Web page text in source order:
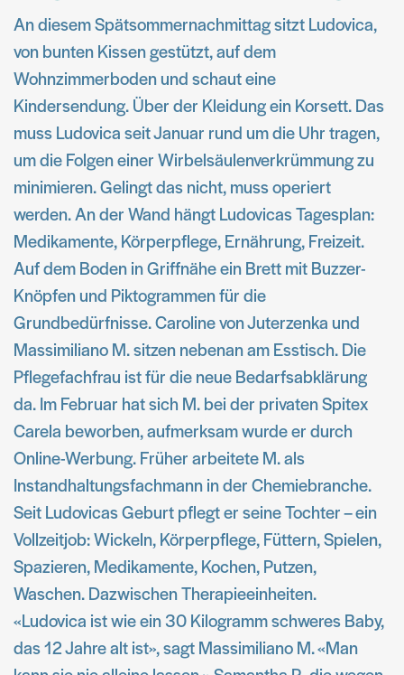
An diesem Spätsommernachmittag sitzt Ludovica,
von bunten Kissen gestützt, auf dem
Wohnzimmerboden und schaut eine
Kindersendung. Über der Kleidung ein Korsett. Das
muss Ludovica seit Januar rund um die Uhr tragen,
um die Folgen einer Wirbelsäulenverkrümmung zu
minimieren. Gelingt das nicht, muss operiert
werden. An der Wand hängt Ludovicas Tagesplan:
Medikamente, Körperpflege, Ernährung, Freizeit.
Auf dem Boden in Griffnähe ein Brett mit Buzzer-
Knöpfen und Piktogrammen für die
Grundbedürfnisse. Caroline von Juterzenka und
Massimiliano M. sitzen nebenan am Esstisch. Die
Pflegefachfrau ist für die neue Bedarfsabklärung
da. Im Februar hat sich M. bei der privaten Spitex
Carela beworben, aufmerksam wurde er durch
Online-Werbung. Früher arbeitete M. als
Instandhaltungsfachmann in der Chemiebranche.
Seit Ludovicas Geburt pflegt er seine Tochter – ein
Vollzeitjob: Wickeln, Körperpflege, Füttern, Spielen,
Spazieren, Medikamente, Kochen, Putzen,
Waschen. Dazwischen Therapieeinheiten.
«Ludovica ist wie ein 30 Kilogramm schweres Baby,
das 12 Jahre alt ist», sagt Massimiliano M. «Man